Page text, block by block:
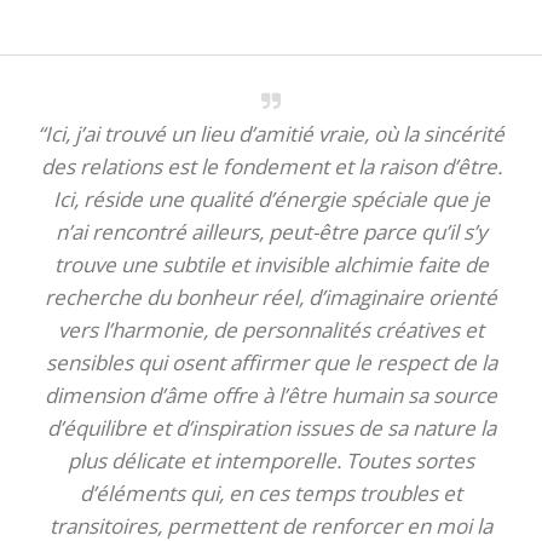
“Ici, j’ai trouvé un lieu d’amitié vraie, où la sincérité
des relations est le fondement et la raison d’être.
Ici, réside une qualité d’énergie spéciale que je
n’ai rencontré ailleurs, peut-être parce qu’il s’y
trouve une subtile et invisible alchimie faite de
recherche du bonheur réel, d’imaginaire orienté
vers l’harmonie, de personnalités créatives et
sensibles qui osent affirmer que le respect de la
dimension d’âme offre à l’être humain sa source
d’équilibre et d’inspiration issues de sa nature la
plus délicate et intemporelle. Toutes sortes
d’éléments qui, en ces temps troubles et
transitoires, permettent de renforcer en moi la